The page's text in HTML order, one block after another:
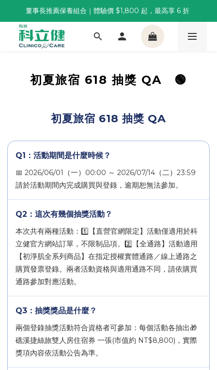
董事長推薦保養組合｜體驗價 $1,800 起，最高享 6 折
董事長推薦保養組合｜體驗價 $1,800 起，最高享 6 折
科林 40 週年 6 重賞｜單筆滿一萬送住宿券，滿兩千再抽
董事長推薦保養組合｜體驗價 $1,800 起，最高享 6 折
初夏旅宿 618 抽獎 QA 🟢
初夏旅宿 618 抽獎 QA
Q1：活動期間是什麼時候？
📅 2026/06/01（一）00:00 ～ 2026/07/14（二）23:59
請於活動期間內完成購買與登錄，逾期恕無法參加。
Q2：這次有幾個抽獎活動？
本次共有兩種活動：1️⃣【直營官網限定】活動僅適用於科
立健官方網站訂單，不限制品項。2️⃣【全通路】活動適用
【初淨肌全系列商品】在指定授權實體通路／線上通路之
購買發票登錄。兩者活動資格與適用通路不同，請依購買
通路參加對應活動。
Q3：抽獎獎品是什麼？
兩個登錄抽獎活動符合資格者可參加：每個活動各抽出🎁
礁溪捷絲旅雙人房住宿券 一張(市值約 NT$8,800)，實際
獎項內容依活動公告為準。